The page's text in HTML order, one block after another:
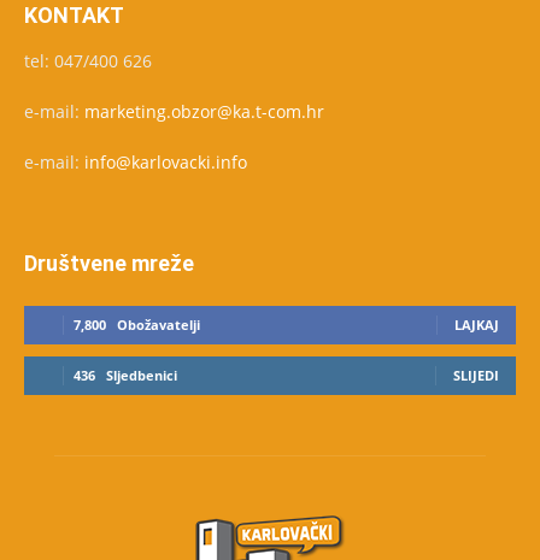
KONTAKT
tel: 047/400 626
e-mail: marketing.obzor@ka.t-com.hr
e-mail: info@karlovacki.info
Društvene mreže
7,800 Obožavatelji LAJKAJ
436 Sljedbenici SLIJEDI